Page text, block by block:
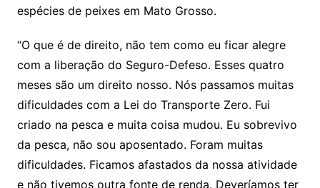
espécies de peixes em Mato Grosso.
“O que é de direito, não tem como eu ficar alegre
com a liberação do Seguro-Defeso. Esses quatro
meses são um direito nosso. Nós passamos muitas
dificuldades com a Lei do Transporte Zero. Fui
criado na pesca e muita coisa mudou. Eu sobrevivo
da pesca, não sou aposentado. Foram muitas
dificuldades. Ficamos afastados da nossa atividade
e não tivemos outra fonte de renda. Deveríamos ter